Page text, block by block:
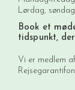
Lørdag,
Book et
tidspunkt,
Vi er medlem